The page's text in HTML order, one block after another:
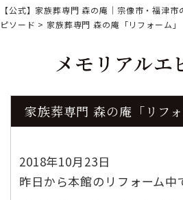
【公式】家族葬専門 森の庵｜宗像市・福津市
ピソード > 家族葬専門 森の庵「リフォーム」
メモリアルエ
家族葬専門 森の庵「リフォ
2018年10月23日
昨日から本館のリフォーム中